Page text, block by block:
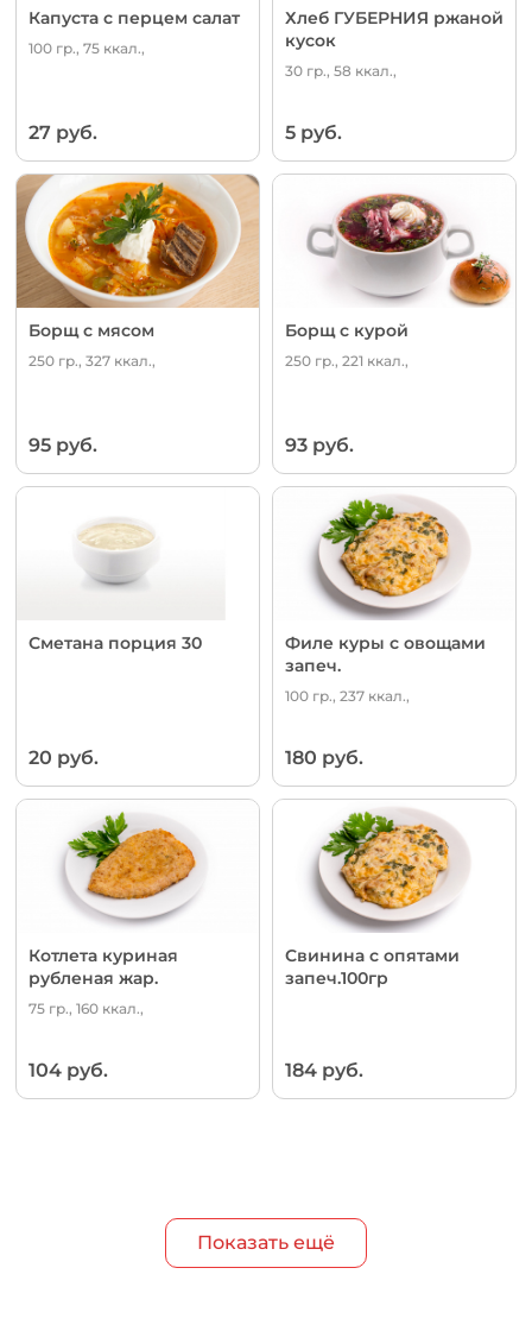
Капуста с перцем салат
100 гр., 75 ккал.,
27 руб.
Хлеб ГУБЕРНИЯ ржаной
кусок
30 гр., 58 ккал.,
5 руб.
Борщ с мясом
250 гр., 327 ккал.,
95 руб.
Борщ с курой
250 гр., 221 ккал.,
93 руб.
Сметана порция 30
20 руб.
Филе куры с овощами
запеч.
100 гр., 237 ккал.,
180 руб.
Котлета куриная
рубленая жар.
75 гр., 160 ккал.,
104 руб.
Свинина с опятами
запеч.100гр
184 руб.
Показать ещё